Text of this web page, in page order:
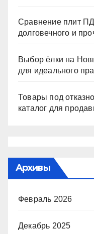
Сравнение плит
долговечного и
Выбор ёлки на
для идеального
Товары под
каталог для
Архивы
Февраль 2026
Декабрь 2025